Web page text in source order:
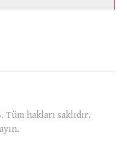
hakları saklıdır.